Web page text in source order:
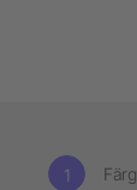
Färg